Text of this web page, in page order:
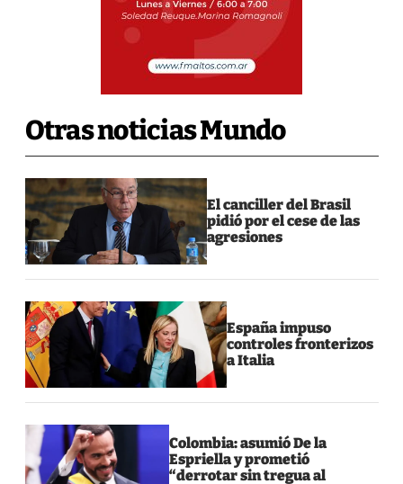
Otras noticias Mundo
El canciller del Brasil
pidió por el cese de las
agresiones
España impuso
controles fronterizos
a Italia
Colombia: asumió De la
Espriella y prometió
“derrotar sin tregua al